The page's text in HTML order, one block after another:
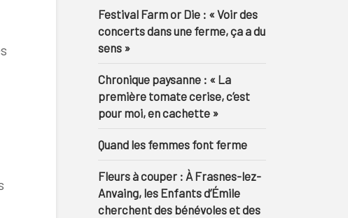
Festival Farm or Die : « Voir des
concerts dans une ferme, ça a du
sens »
Chronique paysanne : « La
première tomate cerise, c’est
pour moi, en cachette »
Quand les femmes font ferme
Fleurs à couper : À Frasnes-lez-
Anvaing, les Enfants d’Émile
cherchent des bénévoles et des